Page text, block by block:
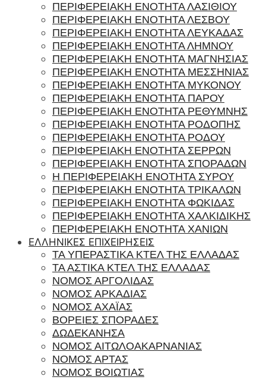
ΠΕΡΙΦΕΡΕΙΑΚΗ ΕΝΟΤΗΤΑ ΛΑΣΙΘΙΟΥ
ΠΕΡΙΦΕΡΕΙΑΚΗ ΕΝΟΤΗΤΑ ΛΕΣΒΟΥ
ΠΕΡΙΦΕΡΕΙΑΚΗ ΕΝΟΤΗΤΑ ΛΕΥΚΑΔΑΣ
ΠΕΡΙΦΕΡΕΙΑΚΗ ΕΝΟΤΗΤΑ ΛΗΜΝΟΥ
ΠΕΡΙΦΕΡΕΙΑΚΗ ΕΝΟΤΗΤΑ ΜΑΓΝΗΣΙΑΣ
ΠΕΡΙΦΕΡΕΙΑΚΗ ΕΝΟΤΗΤΑ ΜΕΣΣΗΝΙΑΣ
ΠΕΡΙΦΕΡΕΙΑΚΗ ΕΝΟΤΗΤΑ ΜΥΚΟΝΟΥ
ΠΕΡΙΦΕΡΕΙΑΚΗ ΕΝΟΤΗΤΑ ΠΑΡΟΥ
ΠΕΡΙΦΕΡΕΙΑΚΗ ΕΝΟΤΗΤΑ ΡΕΘΥΜΝΗΣ
ΠΕΡΙΦΕΡΕΙΑΚΗ ΕΝΟΤΗΤΑ ΡΟΔΟΠΗΣ
ΠΕΡΙΦΕΡΕΙΑΚΗ ΕΝΟΤΗΤΑ ΡΟΔΟΥ
ΠΕΡΙΦΕΡΕΙΑΚΗ ΕΝΟΤΗΤΑ ΣΕΡΡΩΝ
ΠΕΡΙΦΕΡΕΙΑΚΗ ΕΝΟΤΗΤΑ ΣΠΟΡΑΔΩΝ
Η ΠΕΡΙΦΕΡΕΙΑΚΗ ΕΝΟΤΗΤΑ ΣΥΡΟΥ
ΠΕΡΙΦΕΡΕΙΑΚΗ ΕΝΟΤΗΤΑ ΤΡΙΚΑΛΩΝ
ΠΕΡΙΦΕΡΕΙΑΚΗ ΕΝΟΤΗΤΑ ΦΩΚΙΔΑΣ
ΠΕΡΙΦΕΡΕΙΑΚΗ ΕΝΟΤΗΤΑ ΧΑΛΚΙΔΙΚΗΣ
ΠΕΡΙΦΕΡΕΙΑΚΗ ΕΝΟΤΗΤΑ ΧΑΝΙΩΝ
ΕΛΛΗΝΙΚΕΣ ΕΠΙΧΕΙΡΗΣΕΙΣ
ΤΑ ΥΠΕΡΑΣΤΙΚΑ ΚΤΕΛ ΤΗΣ ΕΛΛΑΔΑΣ
ΤΑ ΑΣΤΙΚΑ ΚΤΕΛ ΤΗΣ ΕΛΛΑΔΑΣ
ΝΟΜΟΣ ΑΡΓΟΛΙΔΑΣ
ΝΟΜΟΣ ΑΡΚΑΔΙΑΣ
ΝΟΜΟΣ ΑΧΑΪΑΣ
ΒΟΡΕΙΕΣ ΣΠΟΡΑΔΕΣ
ΔΩΔΕΚΑΝΗΣΑ
ΝΟΜΟΣ ΑΙΤΩΛΟΑΚΑΡΝΑΝΙΑΣ
ΝΟΜΟΣ ΑΡΤΑΣ
ΝΟΜΟΣ ΒΟΙΩΤΙΑΣ